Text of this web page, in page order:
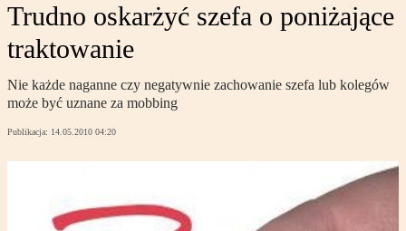
Trudno oskarżyć szefa o poniżające
traktowanie
Nie każde naganne czy negatywnie zachowanie szefa lub kolegów
może być uznane za mobbing
Publikacja: 14.05.2010 04:20